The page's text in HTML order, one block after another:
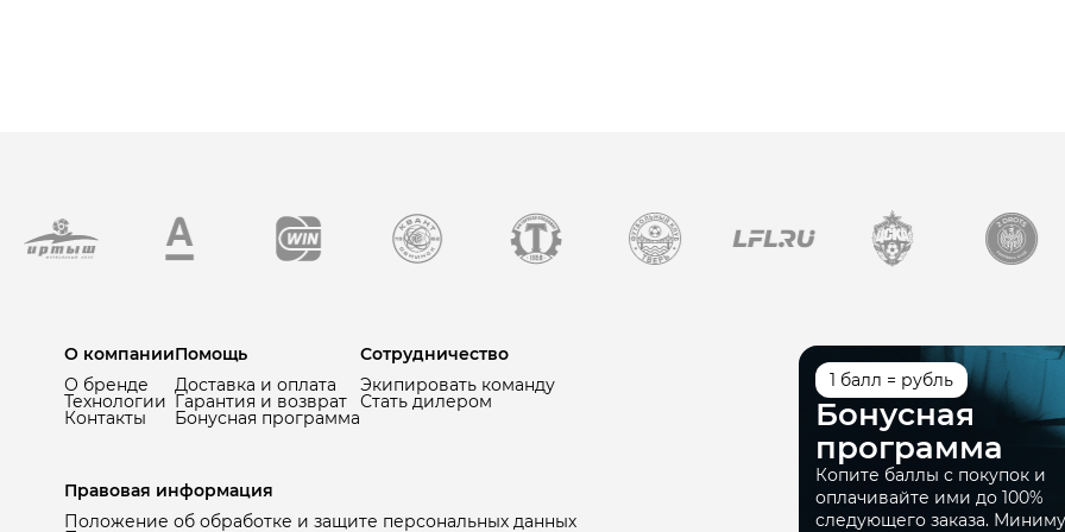
О компании
О бренде
Технологии
Контакты
Помощь
Доставка и оплата
Гарантия и возврат
Бонусная программа
Сотрудничество
Экипировать команду
Стать дилером
Правовая информация
Положение об обработке и защите персональных данных
1 балл = рубль
Бонусная
программа
Копите баллы с покупок и
оплачивайте ими до 100%
следующего заказа.